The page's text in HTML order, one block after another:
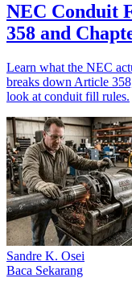
NEC Conduit
358 and
Learn what the NEC
breaks down Article
look at conduit fill rules.
Sandre K. Osei
Baca Sekarang